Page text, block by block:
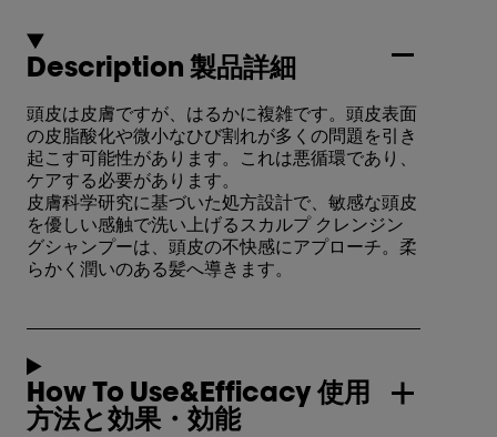
Description 製品詳細
頭皮は皮膚ですが、はるかに複雑です。頭皮表面
の皮脂酸化や微小なひび割れが多くの問題を引き
起こす可能性があります。これは悪循環であり、
ケアする必要があります。
皮膚科学研究に基づいた処方設計で、敏感な頭皮
を優しい感触で洗い上げるスカルプ クレンジン
グシャンプーは、頭皮の不快感にアプローチ。柔
らかく潤いのある髪へ導きます。
How To Use&Efficacy 使用
方法と効果・効能